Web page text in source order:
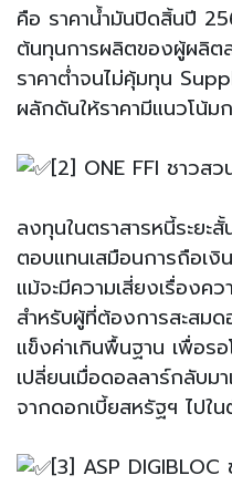
คือ ราคาน้ำมันปิดสิ้นปี
ต้นทุนการผลิตของผู้ผลิต
ราคาต่ำจนไม่คุ้มทุน
ผลักดันให้ราคามีแนวโน้ม
[2] ONE FFI ชาวสว
ลงทุนในตราสารหนี้ระยะ
ตอบแทนเสมือนการถือเ
แม้จะมีความเสี่ยงเรื่องค
สำหรับผู้ที่ต้องการสะสมด
แข็งค่าเกินพื้นฐาน เพื่อร
เปลี่ยนเมื่อดอลลาร์กลับ
จากดอกเบี้ยสหรัฐฯ ไปใ
[3] ASP DIGIBLOC